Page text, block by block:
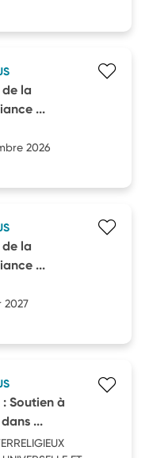
la
...
2026
la
...
2027
Soutien à
...